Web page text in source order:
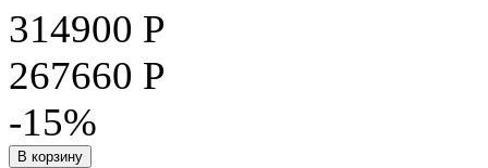
314900 Р
267660 Р
-15%
В корзину